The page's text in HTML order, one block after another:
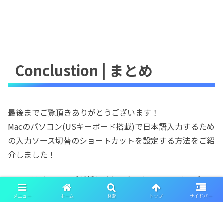
Conclustion | まとめ
最後までご覧頂きありがとうございます！
Macのパソコン(USキーボード搭載)で日本語入力するため
の入力ソース切替のショートカットを設定する方法をご紹
介しました！
Macのラインナップが新しくなったことで、M1チップM2
チップになってGoogle日本語入力にRosettaが必要になっ
メニュー ホーム 検索 トップ サイドバー